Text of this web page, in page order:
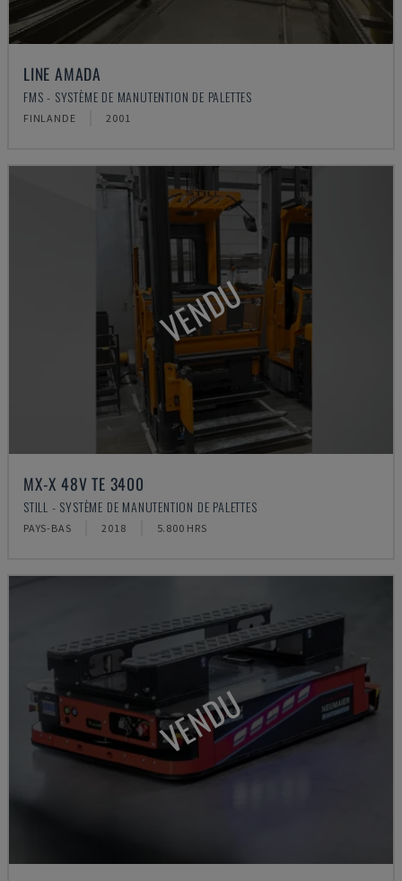
LINE AMADA
FMS - SYSTÈME DE MANUTENTION DE PALETTES
FINLANDE 2001
VENDU
MX-X 48V TE 3400
STILL - SYSTÈME DE MANUTENTION DE PALETTES
PAYS-BAS 2018 5.800 HRS
VENDU